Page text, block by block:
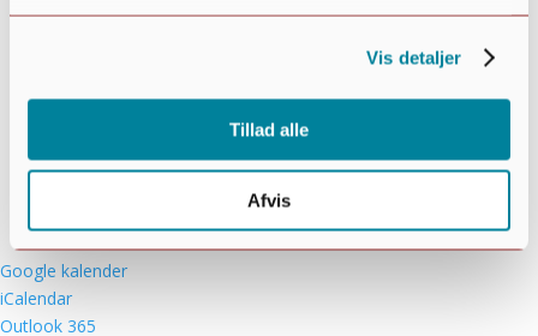
Vis detaljer
Tillad alle
Afvis
Google kalender
iCalendar
Outlook 365